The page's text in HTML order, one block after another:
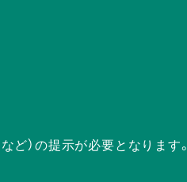
ど）の提示が必要となります。